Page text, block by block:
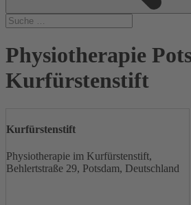
Physiotherapie
Kurfürstenstift
Kurfürstenstift
Physiotherapie im Kurfürstenstift,
Behlertstraße 29, Potsdam, Deutschland